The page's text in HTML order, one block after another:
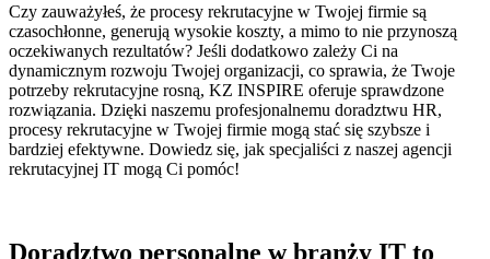
Czy zauważyłeś, że procesy rekrutacyjne w Twojej firmie są
czasochłonne, generują wysokie koszty, a mimo to nie przynoszą
oczekiwanych rezultatów? Jeśli dodatkowo zależy Ci na
dynamicznym rozwoju Twojej organizacji, co sprawia, że Twoje
potrzeby rekrutacyjne rosną, KZ INSPIRE oferuje sprawdzone
rozwiązania. Dzięki naszemu profesjonalnemu doradztwu HR,
procesy rekrutacyjne w Twojej firmie mogą stać się szybsze i
bardziej efektywne. Dowiedz się, jak specjaliści z naszej agencji
rekrutacyjnej IT mogą Ci pomóc!
Doradztwo personalne w branży IT to